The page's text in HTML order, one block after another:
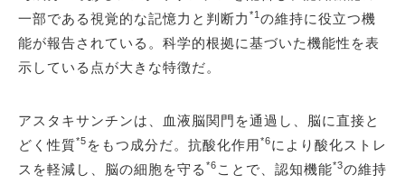
一部である視覚的な記憶力と判断力 *1 の維持に役立つ機
能が報告されている。科学的根拠に基づいた機能性を表
示している点が大きな特徴だ。
アスタキサンチンは、血液脳関門を通過し、脳に直接と
どく性質*5 をもつ成分だ。抗酸化作用*6により酸化ストレ
スを軽減し、脳の細胞を守る *6 ことで、認知機能*3の維持